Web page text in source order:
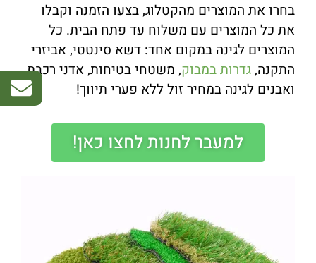
בחרו את המוצרים מהקטלוג, בצעו הזמנה וקבלו
את כל המוצרים עם משלוח עד פתח הבית. כל
המוצרים לגינה במקום אחד: דשא סינטטי, אביזרי
התקנה,גדרות במבוק, משטחי בטיחות, אדני רכבת
ואבנים לגינה במחיר זול ללא פערי תיווך!
למעבר לחנות לחצו כאן!